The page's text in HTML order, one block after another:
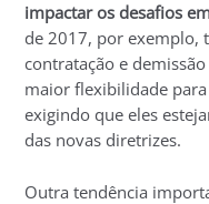
impactar os desafios
de 2017, por exemplo,
contratação e
maior flexibilidade
exigindo que eles
das novas diretrizes.
Outra tendência